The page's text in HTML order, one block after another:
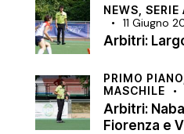
NEWS, SERIE
11 Giugno
Arbitri:
PRIMO PIANO,
MASCHILE
Arbitri:
Fiorenza e